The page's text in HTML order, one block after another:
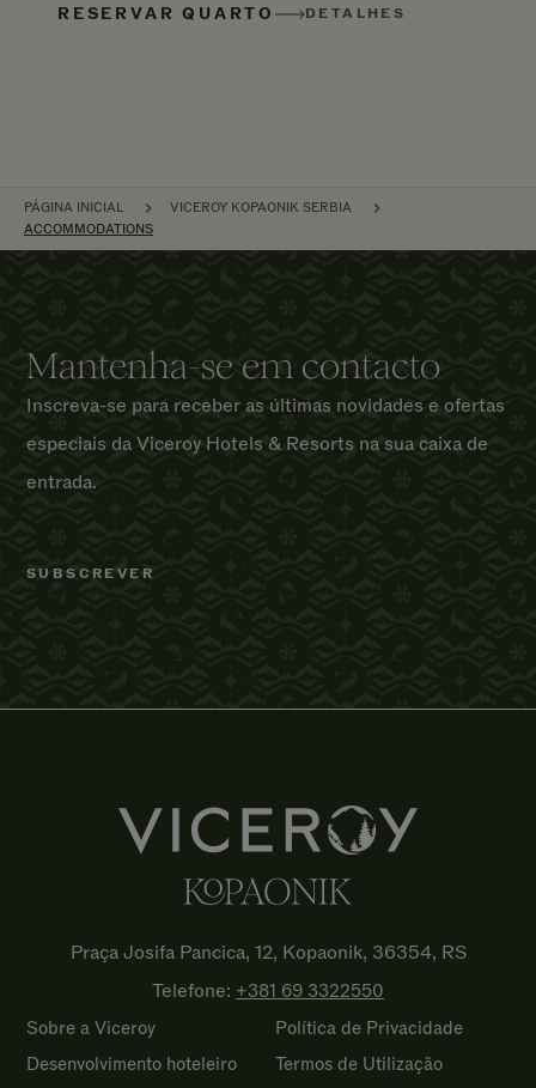
RESERVAR QUARTO DETALHES
NAVEGAÇÃO
PÁGINA INICIAL
VICEROY KOPAONIK SERBIA
ACCOMMODATIONS
Mantenha-se em contacto
Inscreva-se para receber as últimas novidades e ofertas
especiais da Viceroy Hotels & Resorts na sua caixa de
entrada.
Praça Josifa Pancica, 12, Kopaonik, 36354, RS
Telefone: +381 69 3322550
Sobre a Viceroy
Desenvolvimento hoteleiro
Política de Privacidade
Termos de Utilização